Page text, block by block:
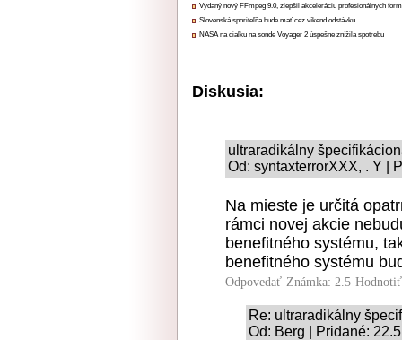
Vydaný nový FFmpeg 9.0, zlepšil akceleráciu profesionálnych
Slovenská sporiteľňa bude mať cez víkend odstávku
NASA na diaľku na sonde Voyager 2 úspešne znížila spotrebu
Diskusia:
ultraradikálny
Od: syntaxterrorXXX, . Y |
Na mieste je určitá
rámci novej akcie
benefitného systému,
benefitného systému
Odpovedať Známka: 2.5
Re: ultraradikálny
Od: Berg | Pridané: